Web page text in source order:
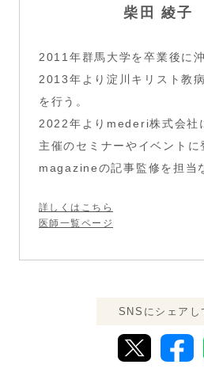
柴田 綾子
2011年群馬大学を卒業後に
2013年より淀川キリスト教
を行う。
2022年よりmederi株式会社
主催のセミナーやイベント
magazineの記事監修を担当
詳しくはこちら
医師一覧ページ
SNSにシェア